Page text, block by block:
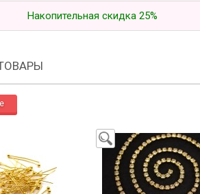
Накопительная скидка 25%